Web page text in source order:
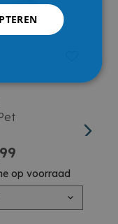
op voorraad